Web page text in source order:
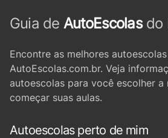
Guia de AutoEscolasdo
Encontre as melhores
AutoEscolas.com.br. Veja
autoescolas para você escolher a
começar suas aulas.
Autoescolas perto de mim